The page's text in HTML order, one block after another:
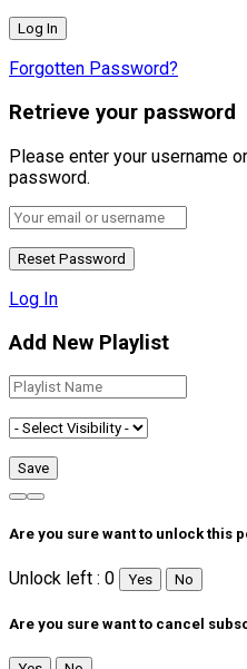
Forgotten Password?
Retrieve your password
Please enter your username
password.
Log In
Add New Playlist
Are you sure want to unlock this
Unlock left : 0 Yes No
Are you sure want to cancel